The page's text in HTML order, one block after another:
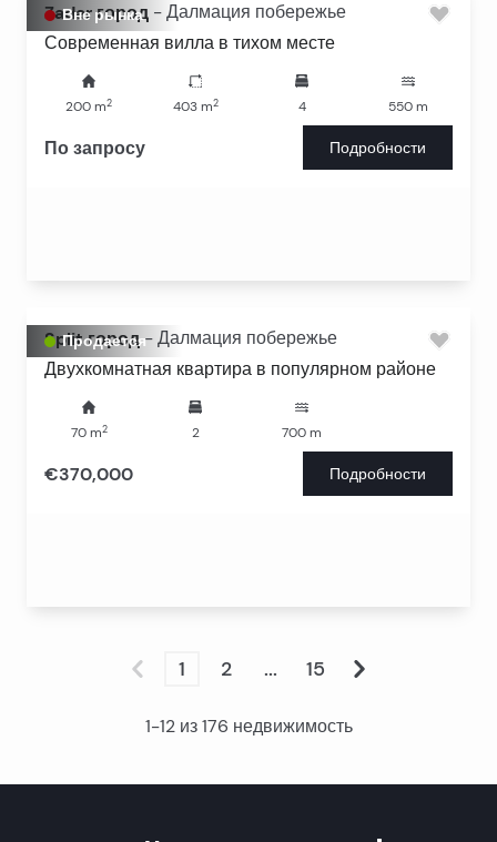
Вне рынка
Zadar город - Далмация побережье
Современная вилла в тихом месте
200 m2 403m2 4 550 m
По запросу Подробности
Продается
Split город - Далмация побережье
Двухкомнатная квартира в популярном районе
70m2 2 700 m
€370,000 Подробности
1 2 ... 15
1-12 из 176 недвижимость